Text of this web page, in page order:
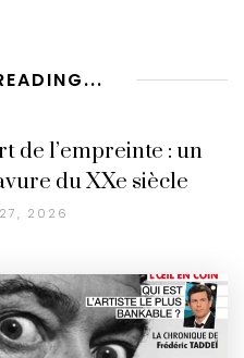
de l’empreinte : un
du XXe siècle
27, 2026